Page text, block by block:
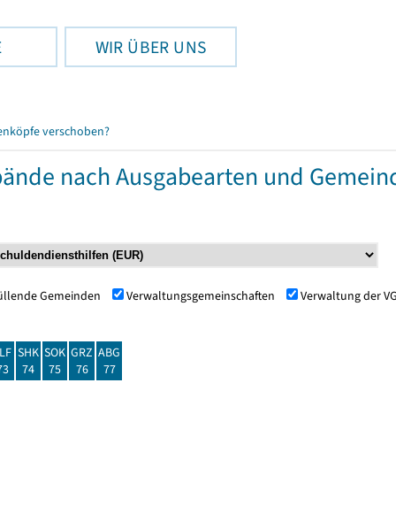
WIR ÜBER UNS
verschoben?
nach Ausgabearten und
Gemeinden Verwaltungsgemeinschaften Verwaltung der
SHK
74
SOK
75
GRZ
76
ABG
77